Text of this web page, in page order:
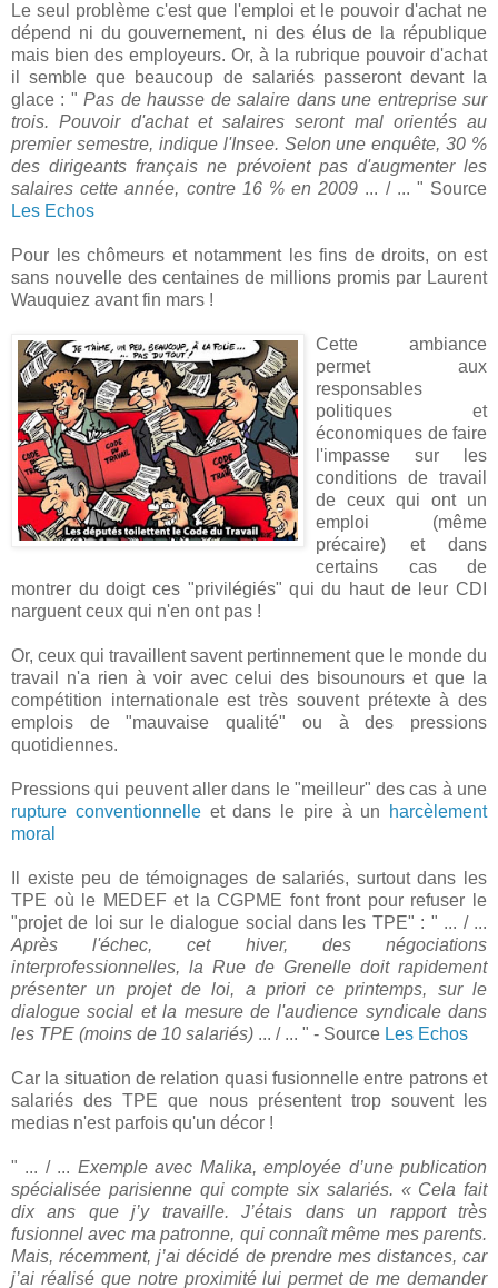
Le seul problème c'est que l'emploi et le pouvoir d'achat ne
dépend ni du gouvernement, ni des élus de la république
mais bien des employeurs. Or, à la rubrique pouvoir d'achat
il semble que beaucoup de salariés passeront devant la
glace : "Pas de hausse de salaire dans une entreprise sur
trois. Pouvoir d'achat et salaires seront mal orientés au
premier semestre, indique l'Insee. Selon une enquête, 30 %
des dirigeants français ne prévoient pas d'augmenter les
salaires cette année, contre 16 % en 2009 ... / ... " Source
Les Echos
Pour les chômeurs et notamment les fins de droits, on est
sans nouvelle des centaines de millions promis par Laurent
Wauquiez avant fin mars !
Cette ambiance
permet aux
responsables
politiques et
économiques de faire
l'impasse sur les
conditions de travail
de ceux qui ont un
emploi (même
précaire) et dans
certains cas de
montrer du doigt ces "privilégiés" qui du haut de leur CDI
narguent ceux qui n'en ont pas !
Or, ceux qui travaillent savent pertinnement que le monde du
travail n'a rien à voir avec celui des bisounours et que la
compétition internationale est très souvent prétexte à des
emplois de "mauvaise qualité" ou à des pressions
quotidiennes.
Pressions qui peuvent aller dans le "meilleur" des cas à une
rupture conventionnelleet dans le pire à un
harcèlement
moral
Il existe peu de témoignages de salariés, surtout dans les
TPE où le MEDEF et la CGPME font front pour refuser le
"projet de loi sur le dialogue social dans les TPE" : " ... / ...
Après l'échec, cet hiver, des négociations
interprofessionnelles, la Rue de Grenelle doit rapidement
présenter un projet de loi, a priori ce printemps, sur le
dialogue social et la mesure de l'audience syndicale dans
les TPE (moins de 10 salariés) ... / ... " - Source Les Echos
Car la situation de relation quasi fusionnelle entre patrons et
salariés des TPE que nous présentent trop souvent les
medias n'est parfois qu'un décor !
" ... / ... Exemple avec Malika, employée d’une publication
spécialisée parisienne qui compte six salariés. « Cela fait
dix ans que j’y travaille. J’étais dans un rapport très
fusionnel avec ma patronne, qui connaît même mes parents.
Mais, récemment, j’ai décidé de prendre mes distances, car
j’ai réalisé que notre proximité lui permet de me demander